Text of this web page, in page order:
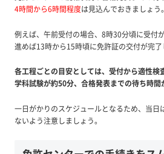
4時間から6時間程度は見込んでおきましょう。
例えば、午前受付の場合、8時30分頃に受付
進めば13時から15時頃に免許証の交付が完了
各工程ごとの目安としては、受付から適性検
学科試験が約50分、合格発表までの待ち時間
一日がかりのスケジュールとなるため、当日
ないよう注意しましょう。